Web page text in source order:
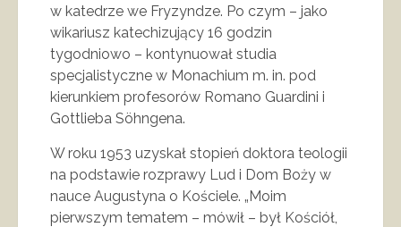
w katedrze we Fryzyndze. Po czym – jako
wikariusz katechizujący 16 godzin
tygodniowo – kontynuował studia
specjalistyczne w Monachium m. in. pod
kierunkiem profesorów Romano Guardini i
Gottlieba Söhngena.
W roku 1953 uzyskał stopień doktora teologii
na podstawie rozprawy Lud i Dom Boży w
nauce Augustyna o Kościele. „Moim
pierwszym tematem – mówił – był Kościół,